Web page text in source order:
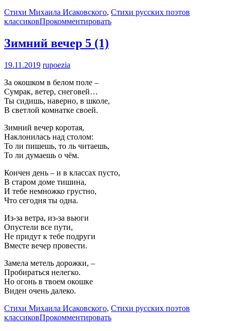
Стихи Михаила Исаковского, Стихи русских поэтов
классиковПрокомментировать
Зимний вечер 5 (1)
19.11.2019 rupoezia
За окошком в белом поле –
Сумрак, ветер, снеговей…
Ты сидишь, наверно, в школе,
В светлой комнатке своей.
Зимний вечер коротая,
Наклонилась над столом:
То ли пишешь, то ль читаешь,
То ли думаешь о чём.
Кончен день – и в классах пусто,
В старом доме тишина,
И тебе немножко грустно,
Что сегодня ты одна.
Из-за ветра, из-за вьюги
Опустели все пути,
Не придут к тебе подруги
Вместе вечер провести.
Замела метель дорожки, –
Пробираться нелегко.
Но огонь в твоем окошке
Виден очень далеко.
Стихи Михаила Исаковского, Стихи русских поэтов
классиковПрокомментировать